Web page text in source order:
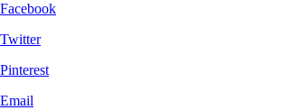
Facebook
Twitter
Pinterest
Email